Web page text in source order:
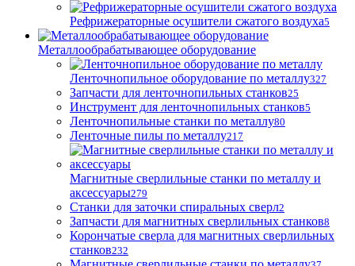
Рефрижераторные осушители сжатого воздуха5
Металлообрабатывающее оборудование
Ленточнопильное оборудование по металлу327
Запчасти для ленточнопильных станков25
Инструмент для ленточнопильных станков5
Ленточнопильные станки по металлу80
Ленточные пилы по металлу217
Магнитные сверлильные станки по металлу и
аксессуары279
Станки для заточки спиральных сверл2
Запчасти для магнитных сверлильных станков8
Корончатые сверла для магнитных сверлильных
станков232